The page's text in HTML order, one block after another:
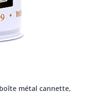
boîte métal cannette,